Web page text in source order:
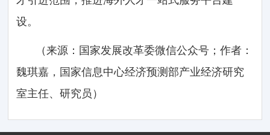
设。
（来源：国家发展改革委微信公众号；作者：
魏琪嘉，国家信息中心经济预测部产业经济研究
室主任、研究员）